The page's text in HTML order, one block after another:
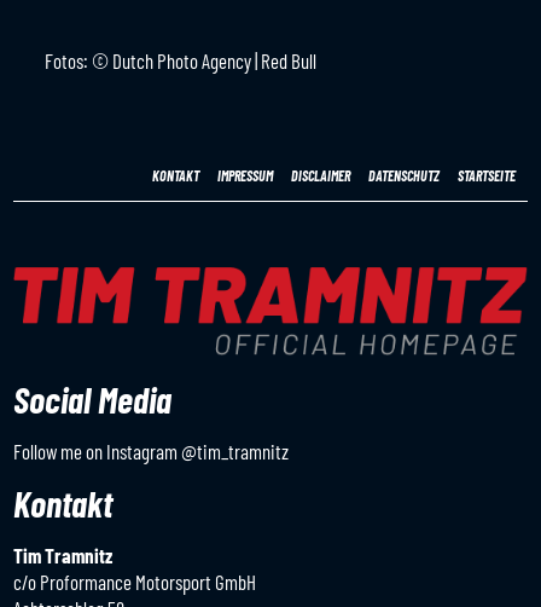
Fotos: © Dutch Photo Agency | Red Bull
STARTSEITE
DATENSCHUTZ
DISCLAIMER
IMPRESSUM
KONTAKT
Social Media
Follow me on Instagram@tim_tramnitz
Kontakt
Tim Tramnitz
c/o Proformance Motorsport GmbH